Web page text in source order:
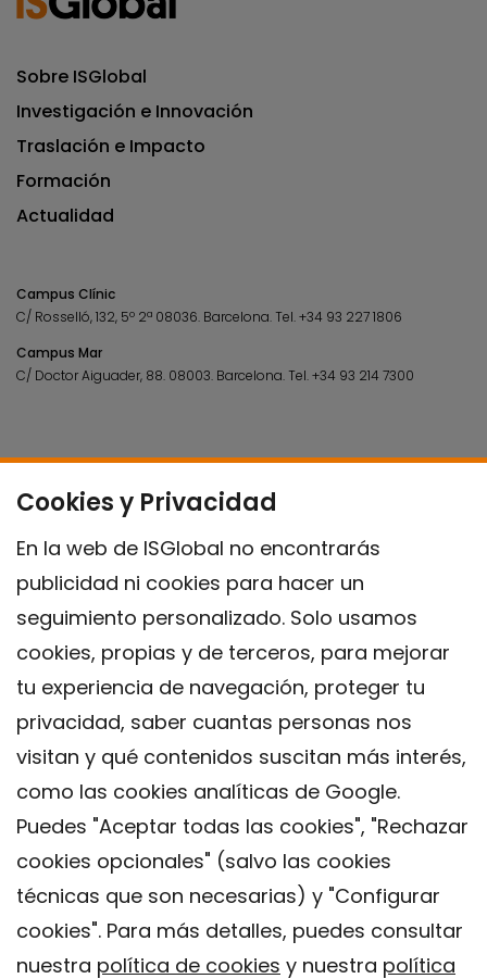
Cookies y Privacidad
En la web de ISGlobal no encontrarás
publicidad ni cookies para hacer un
seguimiento personalizado. Solo usamos
cookies, propias y de terceros, para mejorar
tu experiencia de navegación, proteger tu
privacidad, saber cuantas personas nos
visitan y qué contenidos suscitan más interés,
como las cookies analíticas de Google.
Puedes "Aceptar todas las cookies", "Rechazar
cookies opcionales" (salvo las cookies
técnicas que son necesarias) y "Configurar
cookies". Para más detalles, puedes consultar
nuestra política de cookies y nuestra política
Sobre ISGlobal
Investigación e Innovación
Traslación e Impacto
Formación
Actualidad
Campus Clínic
C/ Rosselló, 132, 5º 2ª 08036. Barcelona.Tel.+34 93 227 1806
Campus Mar
C/ Doctor Aiguader, 88. 08003. Barcelona.Tel.+34 93 214 7300
Contacto